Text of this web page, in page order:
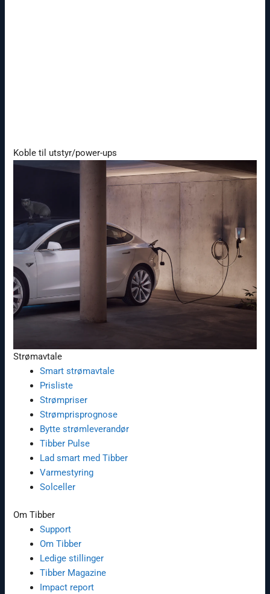
Koble til utstyr/power-ups
Strømavtale
Smart strømavtale
Prisliste
Strømpriser
Strømprisprognose
Bytte strømleverandør
Tibber Pulse
Lad smart med Tibber
Varmestyring
Solceller
Om Tibber
Support
Om Tibber
Ledige stillinger
Tibber Magazine
Impact report